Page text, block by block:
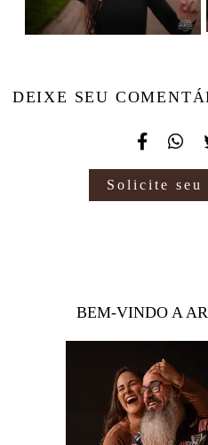
DEIXE SEU
Solicite seu
BEM-VINDO A